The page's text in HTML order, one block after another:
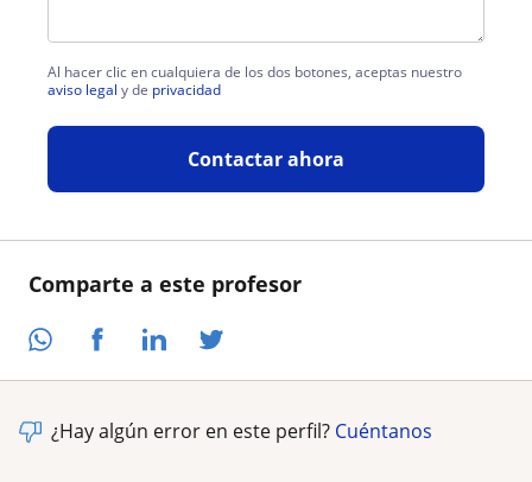
Comparte a este profesor
Al hacer clic en cualquiera de los dos botones, aceptas nuestro
aviso legal y de privacidad
Contactar ahora
¿Hay algún error en este perfil? Cuéntanos